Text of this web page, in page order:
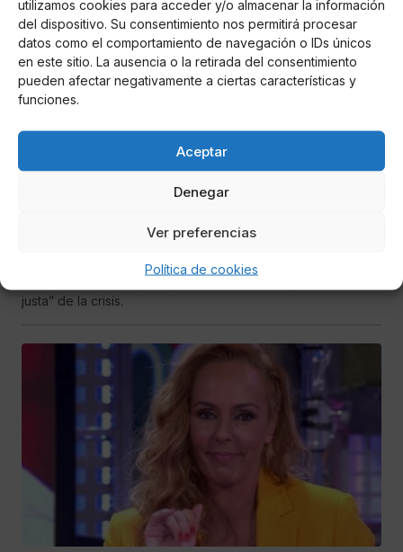
utilizamos cookies para acceder y/o almacenar la información
del dispositivo. Su consentimiento nos permitirá procesar
datos como el comportamiento de navegación o IDs únicos
en este sitio. La ausencia o la retirada del consentimiento
pueden afectar negativamente a ciertas características y
funciones.
Aceptar
Denegar
Ver preferencias
Política de cookies
Sánchez: "Si hay algo que está en quiebra es
El presidente del Gobierno asegura que la
justa” de la crisis.